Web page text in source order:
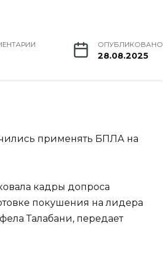
ОПУБЛИКОВАНО
28.08.2025
применять БПЛА на
кадры допроса
покушения на лидера
Талабани, передает